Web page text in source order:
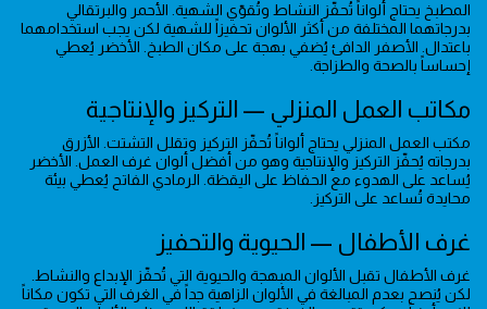
المطبخ يحتاج ألواناً تُحفّز النشاط وتُقوّي الشهية. الأحمر والبرتقالي
بدرجاتهما المختلفة من أكثر الألوان تحفيزاً للشهية لكن يجب استخدامهما
باعتدال. الأصفر الدافئ يُضفي بهجة على مكان الطبخ. الأخضر يُعطي
إحساساً بالصحة والطزاجة.
مكاتب العمل المنزلي — التركيز والإنتاجية
مكتب العمل المنزلي يحتاج ألواناً تُحفّز التركيز وتقلل التشتت. الأزرق
بدرجاته يُحفّز التركيز والإنتاجية وهو من أفضل ألوان غرف العمل. الأخضر
يُساعد على الهدوء مع الحفاظ على اليقظة. الرمادي الفاتح يُعطي بيئة
محايدة تُساعد على التركيز.
غرف الأطفال — الحيوية والتحفيز
غرف الأطفال تقبل الألوان المبهجة والحيوية التي تُحفّز الإبداع والنشاط.
لكن يُنصح بعدم المبالغة في الألوان الزاهية جداً في الغرف التي تكون مكاناً